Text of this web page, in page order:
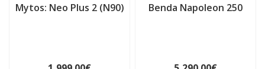
Mytos: Neo Plus 2 (N90) Benda Napoleon 250